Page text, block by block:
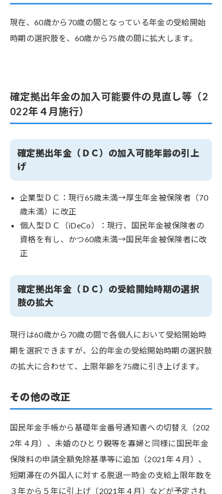
現在、60歳から70歳の間となっている年金の受給開始
時期の選択肢を、60歳から75歳の間に拡大します。
確定拠出年金の加入可能要件の見直し等（2
022年４月施行）
確定拠出年金（ＤＣ）の加入可能年齢の引上
げ
企業型ＤＣ：現行65歳未満→厚生年金被保険者（70
歳未満）に改正
個人型ＤＣ（iDeCo）：現行、国民年金被保険者の
資格を有し、かつ60歳未満→国民年金被保険者に改
正
確定拠出年金（ＤＣ）の受給開始時期の選択
肢の拡大
現行は60歳から70歳の間で各個人において受給開始時
期を選択できますが、公的年金の受給開始時期の選択肢
の拡大に合わせて、上限年齢を75歳に引き上げます。
その他の改正
国民年金手帳から基礎年金番号通知書への切替え（202
2年４月）、未婚のひとり親等を寡婦と同様に国民年金
保険料の申請全額免除基準等に追加（2021年４月）、
短期滞在の外国人に対する脱退一時金の支給上限年数を
３年から５年に引上げ（2021年４月）などが予定され